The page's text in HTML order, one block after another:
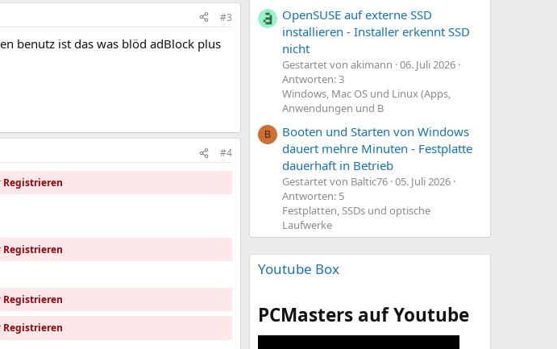
#3
benutz ist das was blöd adBlock plus
#4
Registrieren
Registrieren
Registrieren
Registrieren
OpenSUSE auf externe SSD
installieren - Installer erkennt SSD
nicht
Gestartet von akimann 06. Juli 2026
Antworten: 3
Windows, Mac OS und Linux (Apps,
Anwendungen und B
B
Booten und Starten von Windows
dauert mehre Minuten - Festplatte
dauerhaft in Betrieb
Gestartet von Baltic76 05. Juli 2026
Antworten: 5
Festplatten, SSDs und optische
Laufwerke
Youtube Box
PCMasters auf Youtube